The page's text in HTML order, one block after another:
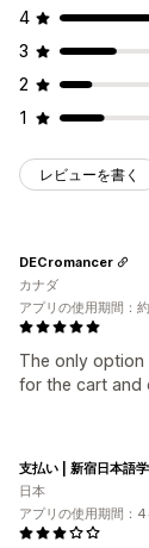
4
3
2
1
レビューを書く
The only option
for the cart and
DECromancer
カナダ
アプリの使用期間：
支払い | 新宿日本語
日本
アプリの使用期間：4